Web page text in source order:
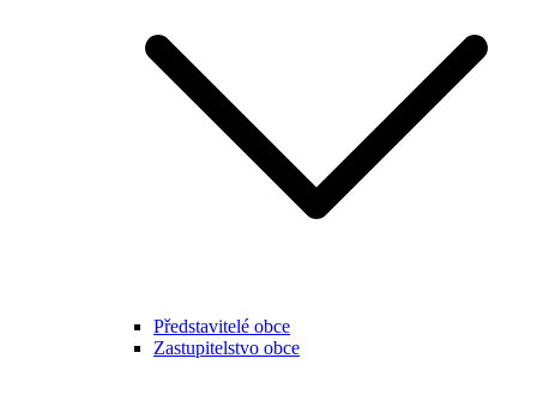
Představitelé obce
Zastupitelstvo obce